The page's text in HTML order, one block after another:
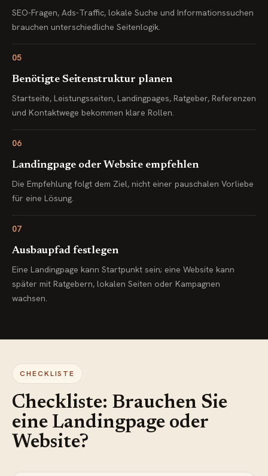
SEO-Fragen, Ads-Traffic, lokale Suche und Informationssuchen
brauchen unterschiedliche Seitenlogik.
05
Benötigte Seitenstruktur planen
Startseite, Leistungsseiten, Landingpages, Ratgeber, Referenzen
und Kontaktwege bekommen klare Rollen.
06
Landingpage oder Website empfehlen
Die Empfehlung folgt dem Ziel, nicht einer pauschalen Vorliebe
für eine Lösung.
07
Ausbaupfad festlegen
Eine Landingpage kann Startpunkt sein; eine Website kann
später mit Ratgebern, lokalen Seiten oder Kampagnen
wachsen.
CHECKLISTE
Checkliste: Brauchen Sie
eine Landingpage oder
Website?